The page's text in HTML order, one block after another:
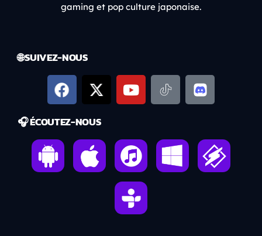
gaming et pop culture japonaise.
🌐 SUIVEZ-NOUS
🎧 ÉCOUTEZ-NOUS